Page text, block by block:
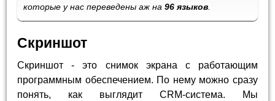
которые у нас переведены аж на96 языков
Скриншот
Скриншот - это снимок экрана с работающим
программным обеспечением. По нему можно сразу
понять, как выглядит CRM-система. Мы